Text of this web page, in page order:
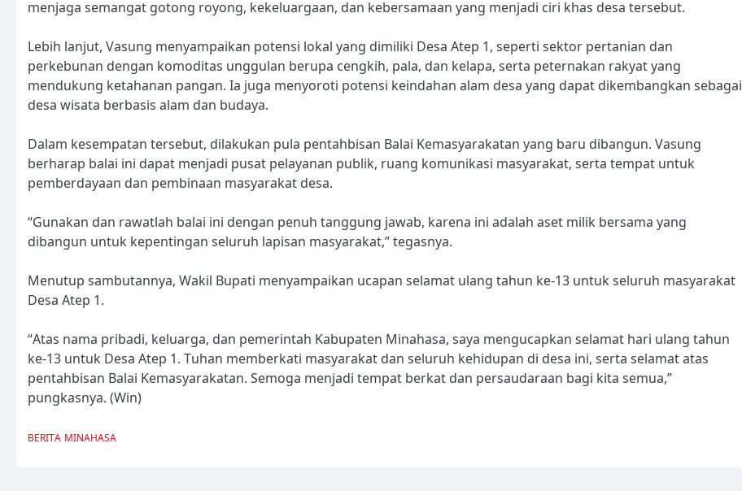
menjaga semangat gotong royong, kekeluargaan, dan kebersamaan yang menjadi ciri khas desa tersebut.
Lebih lanjut, Vasung menyampaikan potensi lokal yang dimiliki Desa Atep 1, seperti sektor pertanian dan
perkebunan dengan komoditas unggulan berupa cengkih, pala, dan kelapa, serta peternakan rakyat yang
mendukung ketahanan pangan. Ia juga menyoroti potensi keindahan alam desa yang dapat dikembangkan sebagai
desa wisata berbasis alam dan budaya.
Dalam kesempatan tersebut, dilakukan pula pentahbisan Balai Kemasyarakatan yang baru dibangun. Vasung
berharap balai ini dapat menjadi pusat pelayanan publik, ruang komunikasi masyarakat, serta tempat untuk
pemberdayaan dan pembinaan masyarakat desa.
“Gunakan dan rawatlah balai ini dengan penuh tanggung jawab, karena ini adalah aset milik bersama yang
dibangun untuk kepentingan seluruh lapisan masyarakat,” tegasnya.
Menutup sambutannya, Wakil Bupati menyampaikan ucapan selamat ulang tahun ke-13 untuk seluruh masyarakat
Desa Atep 1.
“Atas nama pribadi, keluarga, dan pemerintah Kabupaten Minahasa, saya mengucapkan selamat hari ulang tahun
ke-13 untuk Desa Atep 1. Tuhan memberkati masyarakat dan seluruh kehidupan di desa ini, serta selamat atas
pentahbisan Balai Kemasyarakatan. Semoga menjadi tempat berkat dan persaudaraan bagi kita semua,”
pungkasnya. (Win)
BERITA MINAHASA